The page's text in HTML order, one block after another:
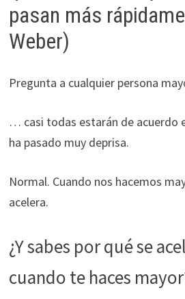
pasan más
Weber)
Pregunta a cualquier persona
… casi todas estarán de acuerdo
ha pasado muy deprisa.
Normal. Cuando nos hacemos
acelera.
¿Y sabes por qué se
cuando te haces